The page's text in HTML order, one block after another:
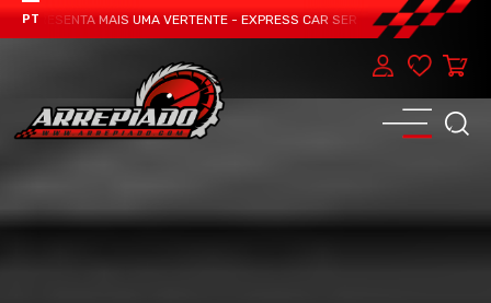
PT MAIS UMA VERTENTE - EXPRESS CAR SERVICE, MANUTENÇÃO DO